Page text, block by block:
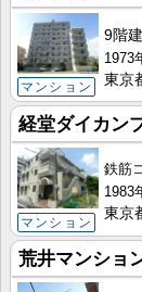
マンション
9階建
1973
東京
経堂ダイカン
マンション
鉄筋
1983
東京
荒井マンショ